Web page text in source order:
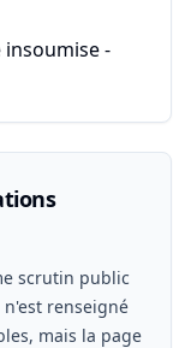
insoumise -
scrutin public
n'est renseigné
mais la page